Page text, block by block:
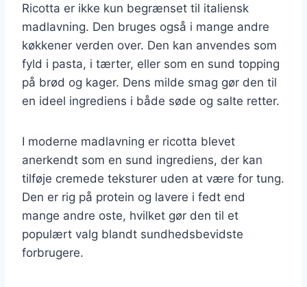
Ricotta er ikke kun begrænset til italiensk
madlavning. Den bruges også i mange andre
køkkener verden over. Den kan anvendes som
fyld i pasta, i tærter, eller som en sund topping
på brød og kager. Dens milde smag gør den til
en ideel ingrediens i både søde og salte retter.
I moderne madlavning er ricotta blevet
anerkendt som en sund ingrediens, der kan
tilføje cremede teksturer uden at være for tung.
Den er rig på protein og lavere i fedt end
mange andre oste, hvilket gør den til et
populært valg blandt sundhedsbevidste
forbrugere.